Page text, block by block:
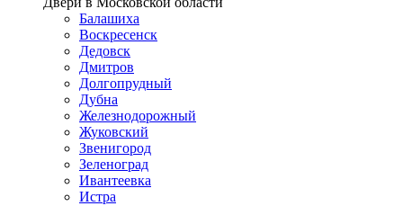
Балашиха
Воскресенск
Дедовск
Дмитров
Долгопрудный
Дубна
Железнодорожный
Жуковский
Звенигород
Зеленоград
Ивантеевка
Истра